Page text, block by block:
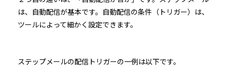
は、自動配信が基本です。自動配信の条件（トリガー）は、
ツールによって細かく設定できます。
ステップメールの配信トリガーの一例は以下です。